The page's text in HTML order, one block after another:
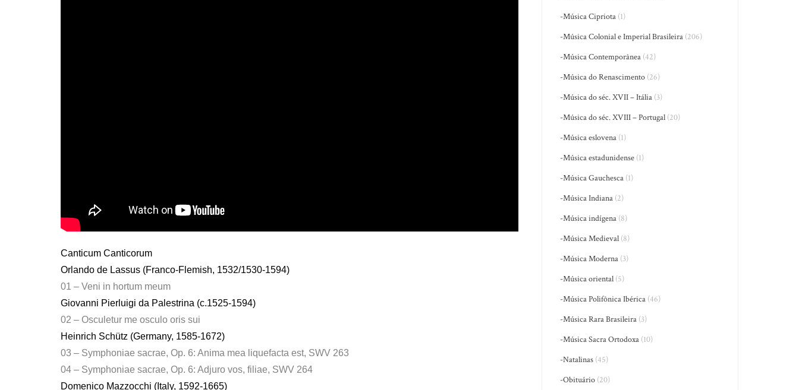
Canticum Canticorum
Orlando de Lassus (Franco-Flemish, 1532/1530-1594)
01 – Veni in hortum meum
Giovanni Pierluigi da Palestrina (c.1525-1594)
02 – Osculetur me osculo oris sui
Heinrich Schütz (Germany, 1585-1672)
03 – Symphoniae sacrae, Op. 6: Anima mea liquefacta est, SWV 263
04 – Symphoniae sacrae, Op. 6: Adjuro vos, filiae, SWV 264
Domenico Mazzocchi (Italy, 1592-1665)
-Música Cipriota (1)
-Música Colonial e Imperial Brasileira (206)
-Música Contemporânea (42)
-Música do Renascimento (26)
-Música do séc. XVII – Itália (3)
-Música do séc. XVIII – Portugal (20)
-Música eslovena (1)
-Música estadunidense (1)
-Música Gauchesca (1)
-Música Indiana (2)
-Música indígena (8)
-Música Medieval (8)
-Música Moderna (3)
-Música oriental (5)
-Música Polifônica Ibérica (46)
-Música Rara Brasileira (3)
-Música Sacra Ortodoxa (10)
-Natalinas (45)
-Obituário (20)